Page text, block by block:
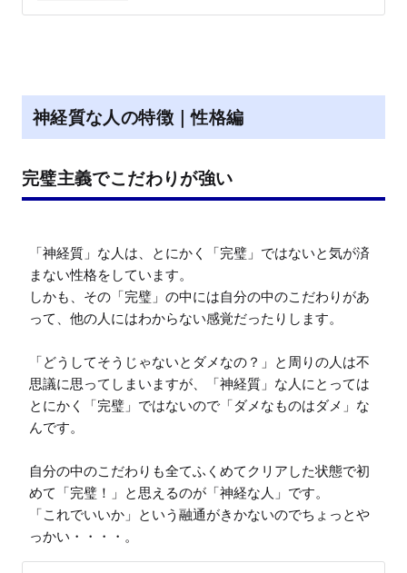
神経質な人の特徴｜性格編
完璧主義でこだわりが強い
「神経質」な人は、とにかく「完璧」ではないと気が済
まない性格をしています。
しかも、その「完璧」の中には自分の中のこだわりがあ
って、他の人にはわからない感覚だったりします。
「どうしてそうじゃないとダメなの？」と周りの人は不
思議に思ってしまいますが、「神経質」な人にとっては
とにかく「完璧」ではないので「ダメなものはダメ」な
んです。
自分の中のこだわりも全てふくめてクリアした状態で初
めて「完璧！」と思えるのが「神経な人」です。
「これでいいか」という融通がきかないのでちょっとや
っかい・・・・。